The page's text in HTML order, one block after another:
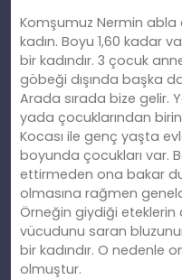
Komşumuz Nermin abla
kadın. Boyu 1,60 kadar
bir kadındır. 3 çocuk
göbeği dışında başka
Arada sırada bize gelir.
yada çocuklarından
Kocası ile genç yaşta
boyunda çocukları var.
ettirmeden ona bakar
olmasına rağmen
Örneğin giydiği
vücudunu saran
bir kadındır. O nedenle
olmuştur.